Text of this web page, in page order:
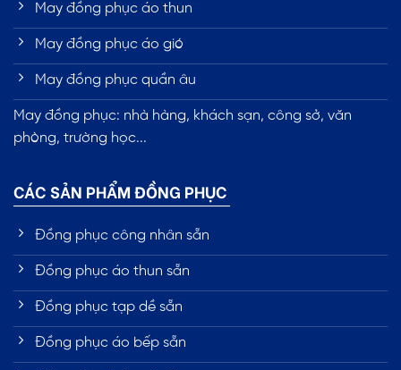
May đồng phục áo thun
May đồng phục áo gió
May đồng phục quần âu
May đồng phục: nhà hàng, khách sạn, công sở, văn
phòng, trường học...
CÁC SẢN PHẨM ĐỒNG PHỤC
Đồng phục công nhân sẵn
Đồng phục áo thun sẵn
Đồng phục tạp dề sẵn
Đồng phục áo bếp sẵn